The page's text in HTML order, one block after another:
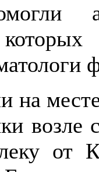
на
возле
от